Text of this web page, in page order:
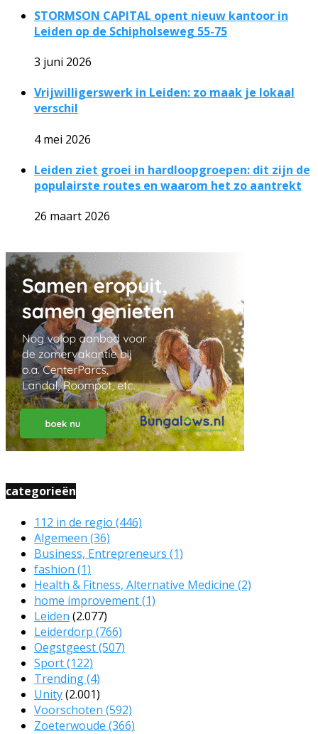
STORMSON CAPITAL opent nieuw kantoor in
Leiden op de Schipholseweg 55-75
3 juni 2026
Vrijwilligerswerk in Leiden: zo maak je lokaal
verschil
4 mei 2026
Leiden ziet groei in hardloopgroepen: dit zijn de
populairste routes en waarom het zo aantrekt
26 maart 2026
categorieën
112 in de regio (446)
Algemeen (36)
Business, Entrepreneurs (1)
fashion (1)
Health & Fitness, Alternative Medicine (2)
home improvement(1)
Leiden (2.077)
Leiderdorp (766)
Oegstgeest(507)
Sport(122)
Trending(4)
Unity(2.001)
Voorschoten (592)
Zoeterwoude (366)